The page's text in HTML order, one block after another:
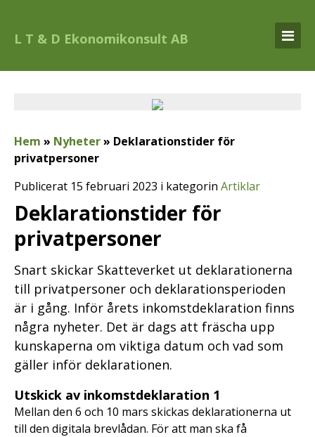
L T & D Ekonomikonsult AB
Hem » Nyheter» Deklarationstider för
privatpersoner
Publicerat 15 februari 2023 i kategorin Artiklar
Deklarationstider för
privatpersoner
Snart skickar Skatteverket ut deklarationerna
till privatpersoner och deklarationsperioden
är i gång. Inför årets inkomstdeklaration finns
några nyheter. Det är dags att fräscha upp
kunskaperna om viktiga datum och vad som
gäller inför deklarationen.
Utskick av inkomstdeklaration 1
Mellan den 6 och 10 mars skickas deklarationerna ut
till den digitala brevlådan. För att man ska få